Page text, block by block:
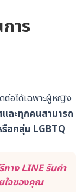
าร
ต่อได้เฉพาะผู้หญิง
และทุกคนสามารถ
อกลุ่ม LGBTQ
าง LINE รับคำ
ใจของคุณ